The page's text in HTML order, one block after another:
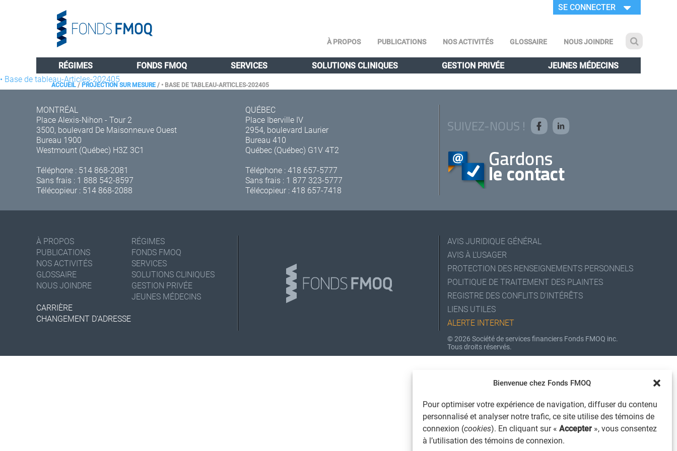
Bienvenue chez Fonds FMOQ
Pour optimiser votre expérience de navigation, diffuser du contenu
personnalisé et analyser notre trafic, ce site utilise des témoins de
connexion (cookies). En cliquant sur « Accepter », vous consentez
à l’utilisation des témoins de connexion.
SE CONNECTER
À PROPOS PUBLICATIONS NOS ACTIVITÉS GLOSSAIRE NOUS JOINDRE
RÉGIMES FONDS FMOQ SERVICES SOLUTIONS CLINIQUES GESTION PRIVÉE JEUNES MÉDECINS
ACCUEIL/PROJECTION SUR MESURE/ • BASE DE TABLEAU-ARTICLES-202405
• Base de tableau-Articles-202405
MONTRÉAL
Place Alexis-Nihon - Tour 2
3500, boulevard De Maisonneuve Ouest
Bureau 1900
Westmount (Québec) H3Z 3C1
Téléphone : 514 868-2081
Sans frais : 1 888 542-8597
Télécopieur : 514 868-2088
QUÉBEC
Place Iberville IV
2954, boulevard Laurier
Bureau 410
Québec (Québec) G1V 4T2
Téléphone :418 657-5777
Sans frais : 1 877 323-5777
Télécopieur : 418 657-7418
SUIVEZ-NOUS !
À PROPOS
PUBLICATIONS
NOS ACTIVITÉS
GLOSSAIRE
NOUS JOINDRE
RÉGIMES
FONDS FMOQ
SERVICES
SOLUTIONS CLINIQUES
GESTION PRIVÉE
JEUNES MÉDECINS
CARRIÈRE
CHANGEMENT D'ADRESSE
AVIS JURIDIQUE GÉNÉRAL
AVIS À L'USAGER
PROTECTION DES RENSEIGNEMENTS PERSONNELS
POLITIQUE DE TRAITEMENT DES PLAINTES
REGISTRE DES CONFLITS D'INTÉRÊTS
LIENS UTILES
ALERTE INTERNET
© 2026 Société de services financiers Fonds FMOQ inc.
Tous droits réservés.